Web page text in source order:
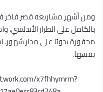
ومن أشهر مشاريعه قصر
بالكامل على الطراز
محفورة يدويًا على مدار شهور،
نفسها.
x7fhhymrm?